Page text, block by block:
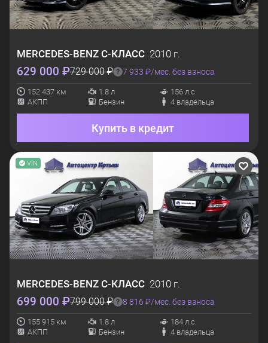
MERCEDES-BENZ C-КЛАСС 2010 г.
629 000 ₽729 000 ₽ 7 933 ₽/мес. без взноса
152 437 км 1.8 л
156 л.с.
АКПП
Бензин 4 владельца
Купить в кредит
VIN
MERCEDES-BENZ C-КЛАСС 2010 г.
699 000 ₽799 000 ₽ 8 816 ₽/мес. без взноса
155 915 км 1.8 л
184 л.с.
АКПП
Бензин 4 владельца